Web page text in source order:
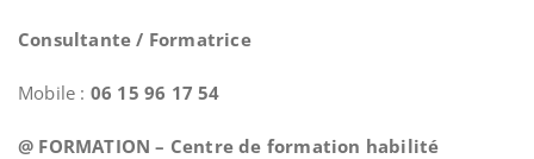
Consultante / Formatrice
Mobile : 06 15 96 17 54
@ FORMATION – Centre de formation habilité